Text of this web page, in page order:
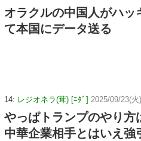
オラクルの中国人がハッ
て本国にデータ送る
14: レジオネラ(茸) [ﾆﾀﾞ] 2025/09/23(
やっぱトランプのやり方
中華企業相手とはいえ強